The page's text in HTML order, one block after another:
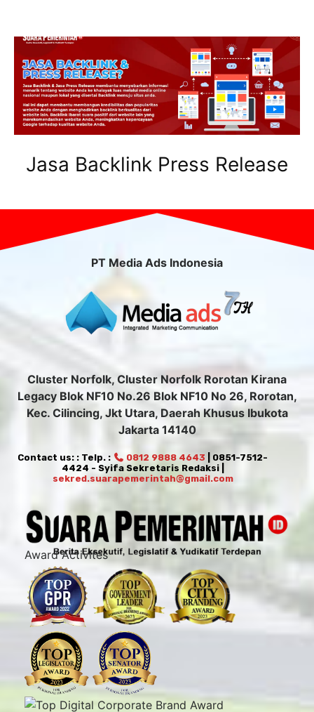
Jasa Backlink Press Release
PT Media Ads Indonesia
Cluster Norfolk, Cluster Norfolk Rorotan Kirana
Legacy Blok NF10 No.26 Blok NF10 No 26, Rorotan,
Kec. Cilincing, Jkt Utara, Daerah Khusus Ibukota
Jakarta 14140
Contact us: : Telp. : 0812 9888 4643 | 0851-7512-
4424 - Syifa Sekretaris Redaksi |
sekred.suarapemerintah@gmail.com
Award Activites